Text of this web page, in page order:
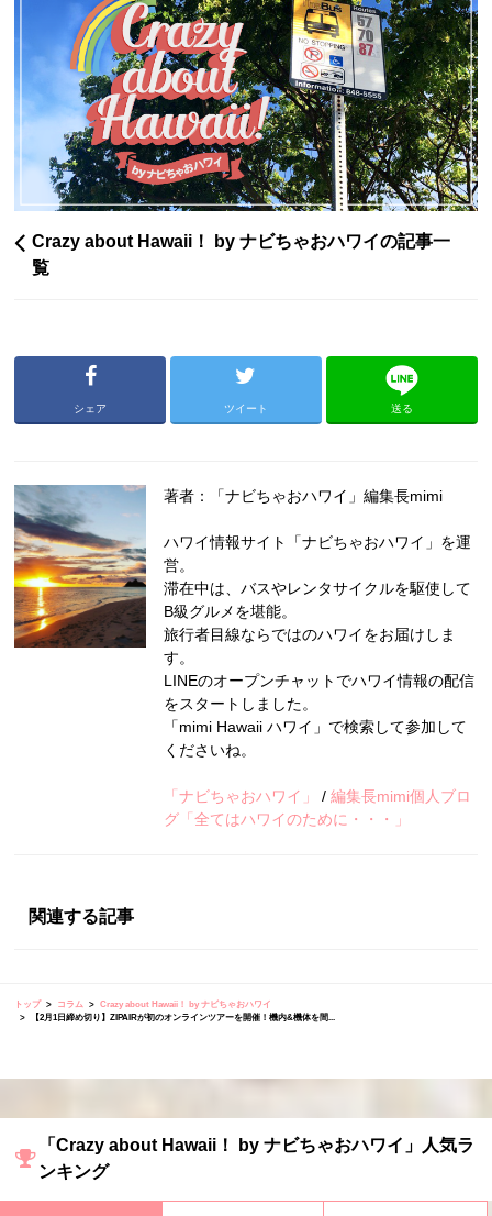
Crazy about Hawaii！ by ナビちゃおハワイの記事一
覧
シェア ツイート 送る
著者：「ナビちゃおハワイ」編集長mimi
ハワイ情報サイト「ナビちゃおハワイ」を運
営。
滞在中は、バスやレンタサイクルを駆使して
B級グルメを堪能。
旅行者目線ならではのハワイをお届けしま
す。
LINEのオープンチャットでハワイ情報の配信
をスタートしました。
「mimi Hawaii ハワイ」で検索して参加して
くださいね。
「ナビちゃおハワイ」 /編集長mimi個人ブロ
グ「全てはハワイのために・・・」
関連する記事
トップ コラム
Crazy about Hawaii！ by ナビちゃおハワイ
【2月1日締め切り】ZIPAIRが初のオンラインツアーを開催！機内&機体を間...
「Crazy about Hawaii！ by ナビちゃおハワイ」人気ラ
ンキング